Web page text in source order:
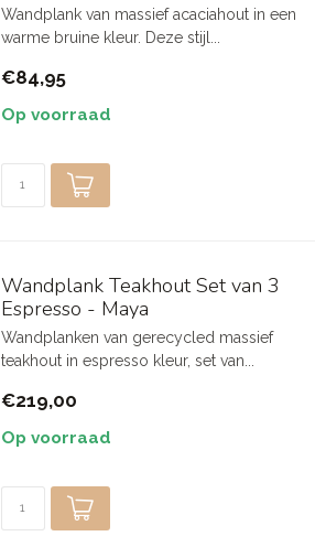
Wandplank van massief acaciahout in een
warme bruine kleur. Deze stijl...
€84,95
Op voorraad
Wandplank Teakhout Set van 3
Espresso - Maya
Wandplanken van gerecycled massief
teakhout in espresso kleur, set van...
€219,00
Op voorraad